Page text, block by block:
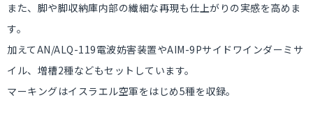
また、脚や脚収納庫内部の繊細な再現も仕上がりの実感を高めま
す。
加えてAN/ALQ-119電波妨害装置やAIM-9Pサイドワインダーミサ
イル、増槽2種などもセットしています。
マーキングはイスラエル空軍をはじめ5種を収録。